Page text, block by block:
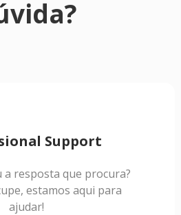
Support
resposta que procura?
estamos aqui para
ajudar!